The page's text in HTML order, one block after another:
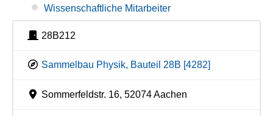
Wissenschaftliche Mitarbeiter
28B212
Sammelbau Physik, Bauteil 28B [4282]
Sommerfeldstr. 16, 52074 Aachen